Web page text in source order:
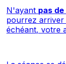
N'ayant pas
pourrez arriver
échéant, votre